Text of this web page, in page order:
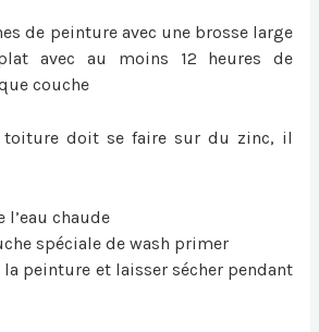
de peinture avec une brosse large
avec au moins 12 heures de
couche
toituredoit se faire sur du zinc, il
l’eau chaude
spéciale de wash primer
peinture et laisser sécher pendant